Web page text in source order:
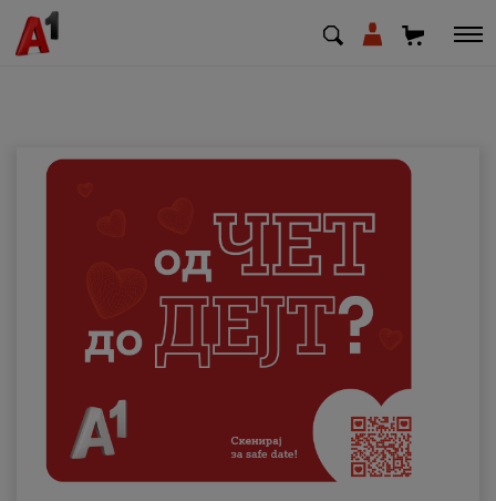
Деловни
Поддршка
Надополни кредит
Плати сметка